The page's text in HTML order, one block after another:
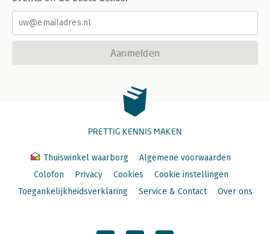
Aanmelden
PRETTIG KENNIS MAKEN
Thuiswinkel waarborg
Algemene voorwaarden
Colofon
Privacy Cookies
Cookie instellingen
Toegankelijkheidsverklaring
Service & Contact Over ons